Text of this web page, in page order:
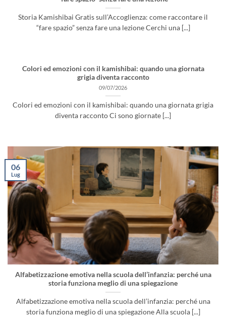
Storia Kamishibai Gratis sull’Accoglienza: come raccontare il
“fare spazio” senza fare una lezione Cerchi una [...]
Colori ed emozioni con il kamishibai: quando una giornata
grigia diventa racconto
09/07/2026
Colori ed emozioni con il kamishibai: quando una giornata grigia
diventa racconto Ci sono giornate [...]
Alfabetizzazione emotiva nella scuola dell’infanzia: perché una
storia funziona meglio di una spiegazione
Alfabetizzazione emotiva nella scuola dell’infanzia: perché una
storia funziona meglio di una spiegazione Alla scuola [...]
06
Lug